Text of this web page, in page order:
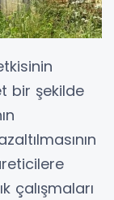
bir şekilde
çalışmaları